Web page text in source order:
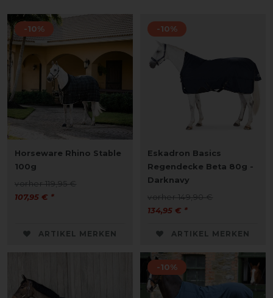
-10%
Horseware Rhino Stable
100g
vorher 119,95 €
107,95 € *
ARTIKEL MERKEN
-10%
Eskadron Basics
Regendecke Beta 80g -
Darknavy
vorher 149,90 €
134,95 € *
ARTIKEL MERKEN
-10%